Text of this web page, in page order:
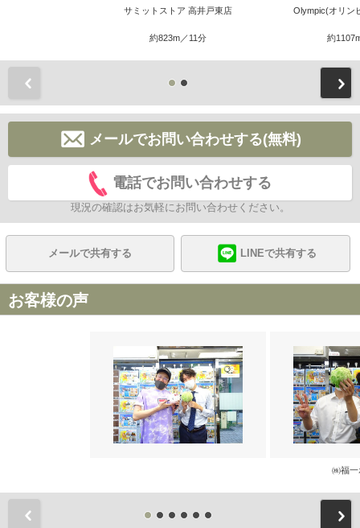
サミットストア 高井戸東店
約823m／11分
Olympic(オリン
約
メールでお問い合わせする(無料)
電話でお問い合わせする
現況の確認はお気軽にお問い合わせください。
メールで共有する LINEで共有する
お客様の声
㈱福一